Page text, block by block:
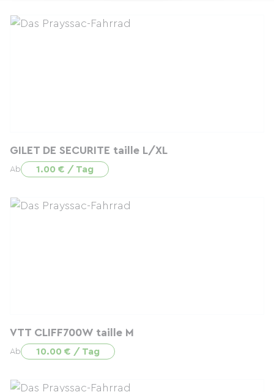
GILET DE SECURITE taille L/XL
Ab 1.00 € / Tag
VTT CLIFF700W taille M
Ab 10.00 € / Tag